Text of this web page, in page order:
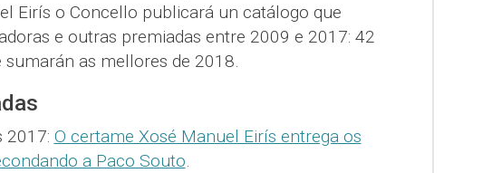
Eirís o Concello publicará un catálogo que
e outras premiadas entre 2009 e 2017: 42
as mellores de 2018.
2017: O certame Xosé Manuel Eirís entrega os
a Paco Souto.